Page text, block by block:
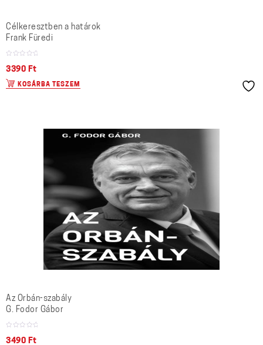
Célkeresztben a határok
Frank Füredi
3390 Ft
KOSÁRBA TESZEM
Az Orbán-szabály
G. Fodor Gábor
3490 Ft